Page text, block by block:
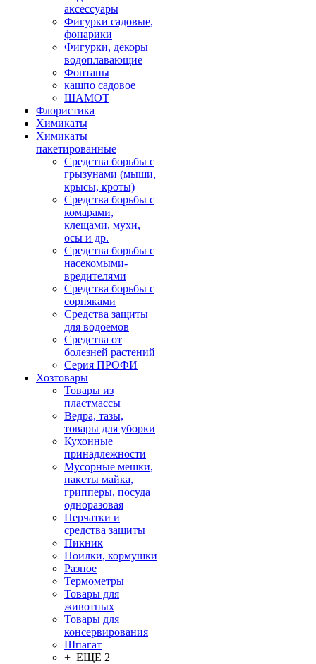
аксессуары
Фигурки садовые,
фонарики
Фигурки, декоры
водоплавающие
Фонтаны
кашпо садовое
ШАМОТ
Флористика
Химикаты
Химикаты
пакетированные
Средства борьбы с
грызунами (мыши,
крысы, кроты)
Средства борьбы с
комарами,
клещами, мухи,
осы и др.
Средства борьбы с
насекомыми-
вредителями
Средства борьбы с
сорняками
Средства защиты
для водоемов
Средства от
болезней растений
Серия ПРОФИ
Хозтовары
Товары из
пластмассы
Ведра, тазы,
товары для уборки
Кухонные
принадлежности
Мусорные мешки,
пакеты майка,
грипперы, посуда
одноразовая
Перчатки и
средства защиты
Пикник
Поилки, кормушки
Разное
Термометры
Товары для
животных
Товары для
консервирования
Шпагат
+ ЕЩЕ 2